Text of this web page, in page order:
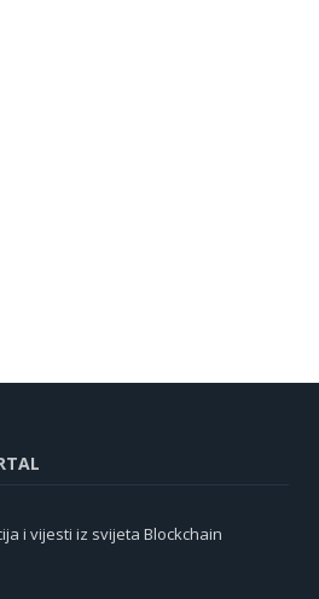
i vijesti iz svijeta Blockchain